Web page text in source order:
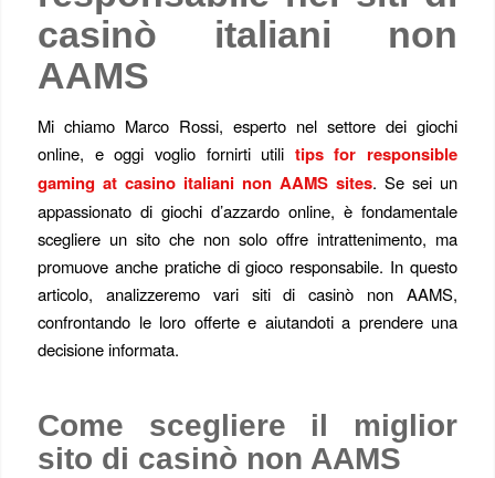
casinò italiani non
AAMS
Mi chiamo Marco Rossi, esperto nel settore dei giochi
online, e oggi voglio fornirti utili tips for responsible
gaming at casino italiani non AAMS sites. Se sei un
appassionato di giochi d’azzardo online, è fondamentale
scegliere un sito che non solo offre intrattenimento, ma
promuove anche pratiche di gioco responsabile. In questo
articolo, analizzeremo vari siti di casinò non AAMS,
confrontando le loro offerte e aiutandoti a prendere una
decisione informata.
Come scegliere il miglior
sito di casinò non AAMS